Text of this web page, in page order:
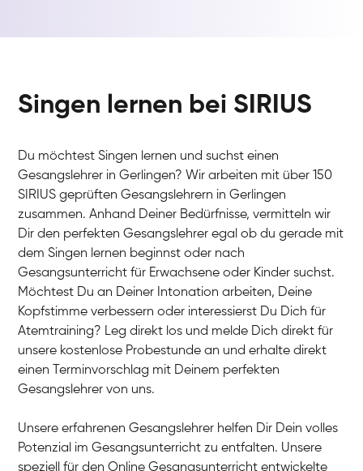
Singen lernen bei SIRIUS
Du möchtest Singen lernen und suchst einen
Gesangslehrer in Gerlingen? Wir arbeiten mit über 150
SIRIUS geprüften Gesangslehrern in Gerlingen
zusammen. Anhand Deiner Bedürfnisse, vermitteln wir
Dir den perfekten Gesangslehrer egal ob du gerade mit
dem Singen lernen beginnst oder nach
Gesangsunterricht für Erwachsene oder Kinder suchst.
Möchtest Du an Deiner Intonation arbeiten, Deine
Kopfstimme verbessern oder interessierst Du Dich für
Atemtraining? Leg direkt los und melde Dich direkt für
unsere kostenlose Probestunde an und erhalte direkt
einen Terminvorschlag mit Deinem perfekten
Gesangslehrer von uns.
Unsere erfahrenen Gesangslehrer helfen Dir Dein volles
Potenzial im Gesangsunterricht zu entfalten. Unsere
speziell für den Online Gesangsunterricht entwickelte